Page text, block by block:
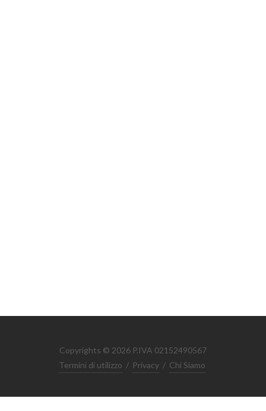
Copyrights © 2026 P.IVA 02152490567
Termini di utilizzo / Privacy / Chi Siamo